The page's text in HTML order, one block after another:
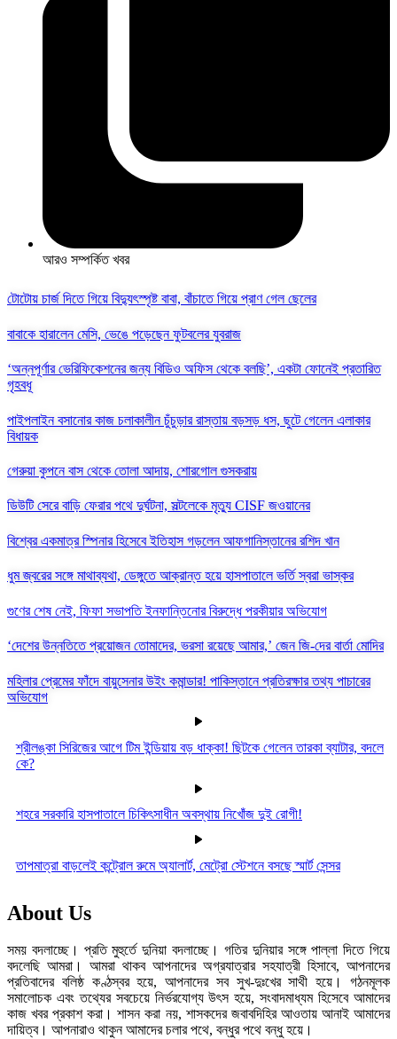
আরও সম্পর্কিত খবর
টোটোয় চার্জ দিতে গিয়ে বিদ্যুৎস্পৃষ্ট বাবা, বাঁচাতে গিয়ে প্রাণ গেল ছেলের
বাবাকে হারালেন মেসি, ভেঙে পড়েছেন ফুটবলের যুবরাজ
‘অন্নপূর্ণার ভেরিফিকেশনের জন্য বিডিও অফিস থেকে বলছি’, একটা ফোনেই প্রতারিত
গৃহবধূ
পাইপলাইন বসানোর কাজ চলাকালীন চুঁচুড়ার রাস্তায় বড়সড় ধস, ছুটে গেলেন এলাকার
বিধায়ক
গেরুয়া কুপনে বাস থেকে তোলা আদায়, শোরগোল গুসকরায়
ডিউটি সেরে বাড়ি ফেরার পথে দুর্ঘটনা, সল্টলেকে মৃত্যু CISF জওয়ানের
বিশ্বের একমাত্র স্পিনার হিসেবে ইতিহাস গড়লেন আফগানিস্তানের রশিদ খান
ধুম জ্বরের সঙ্গে মাথাব্যথা, ডেঙ্গুতে আক্রান্ত হয়ে হাসপাতালে ভর্তি স্বরা ভাস্কর
গুণের শেষ নেই, ফিফা সভাপতি ইনফান্তিনোর বিরুদ্ধে পরকীয়ার অভিযোগ
‘দেশের উন্নতিতে প্রয়োজন তোমাদের, ভরসা রয়েছে আমার,’ জেন জি-দের বার্তা মোদির
মহিলার প্রেমের ফাঁদে বায়ুসেনার উইং কমান্ডার! পাকিস্তানে প্রতিরক্ষার তথ্য পাচারের
অভিযোগ
শ্রীলঙ্কা সিরিজের আগে টিম ইন্ডিয়ায় বড় ধাক্কা! ছিটকে গেলেন তারকা ব্যাটার, বদলে
কে?
শহরে সরকারি হাসপাতালে চিকিৎসাধীন অবস্থায় নিখোঁজ দুই রোগী!
তাপমাত্রা বাড়লেই কন্ট্রোল রুমে অ্যালার্ট, মেট্রো স্টেশনে বসছে স্মার্ট সেন্সর
About Us
সময় বদলাচ্ছে। প্রতি মুহুর্তে দুনিয়া বদলাচ্ছে। গতির দুনিয়ার সঙ্গে পাল্লা দিতে গিয়ে
বদলেছি আমরা। আমরা থাকব আপনাদের অগ্রযাত্রার সহযাত্রী হিসাবে, আপনাদের
প্রতিবাদের বলিষ্ঠ কণ্ঠস্বর হয়ে, আপনাদের সব সুখ-দুঃখের সাথী হয়ে। গঠনমূলক
সমালোচক এবং তথ্যের সবচেয়ে নির্ভরযোগ্য উ‍ৎস হয়ে, সংবাদমাধ্যম হিসেবে আমাদের
কাজ খবর প্রকাশ করা। শাসন করা নয়, শাসকদের জবাবদিহির আওতায় আনাই আমাদের
দায়িত্ব। আপনারাও থাকুন আমাদের চলার পথে, বন্ধুর পথে বন্ধু হয়ে।